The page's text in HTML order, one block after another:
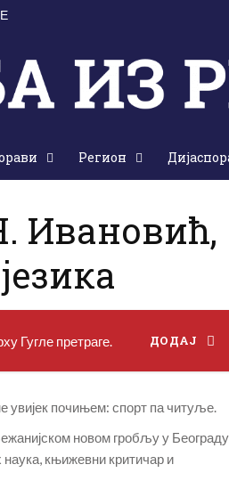
Регион
Ивановић,
Гугле претраге. ДОДАЈ
увијек почињем: спорт па читуље.
новом гробљу у Београду
књижевни критичар и